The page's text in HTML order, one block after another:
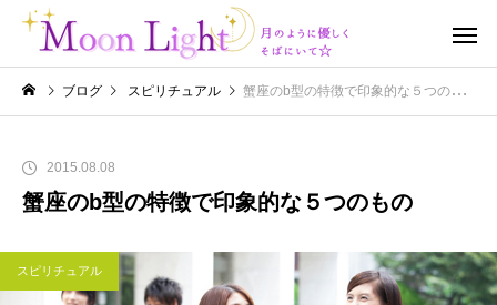
ブログ スピリチュアル 蟹座のb型の特徴で印象的な５つのもの
2015.08.08
蟹座のb型の特徴で印象的な５つのもの
スピリチュアル